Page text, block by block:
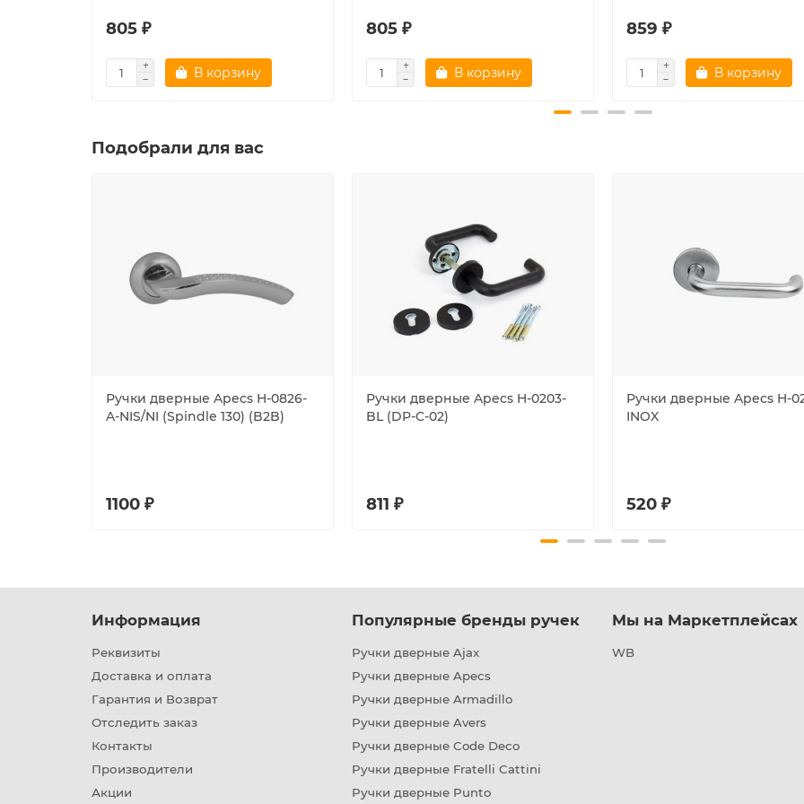
805 ₽
В корзину
805 ₽
В корзину
859 ₽
В корзину
Подобрали для вас
Ручки дверные Apecs H-0826-
A-NIS/NI (Spindle 130) (B2B)
1100 ₽
Ручки дверные Apecs H-0203-
BL (DP-C-02)
811 ₽
Ручки дверные Apecs H-
INOX
520 ₽
Информация
Реквизиты
Доставка и оплата
Гарантия и Возврат
Отследить заказ
Контакты
Производители
Акции
Популярные бренды ручек
Ручки дверные Ajax
Ручки дверные Apecs
Ручки дверные Armadillo
Ручки дверные Avers
Ручки дверные Code Deco
Ручки дверные Fratelli Cattini
Ручки дверные Punto
Мы на Маркетплейсах
WB